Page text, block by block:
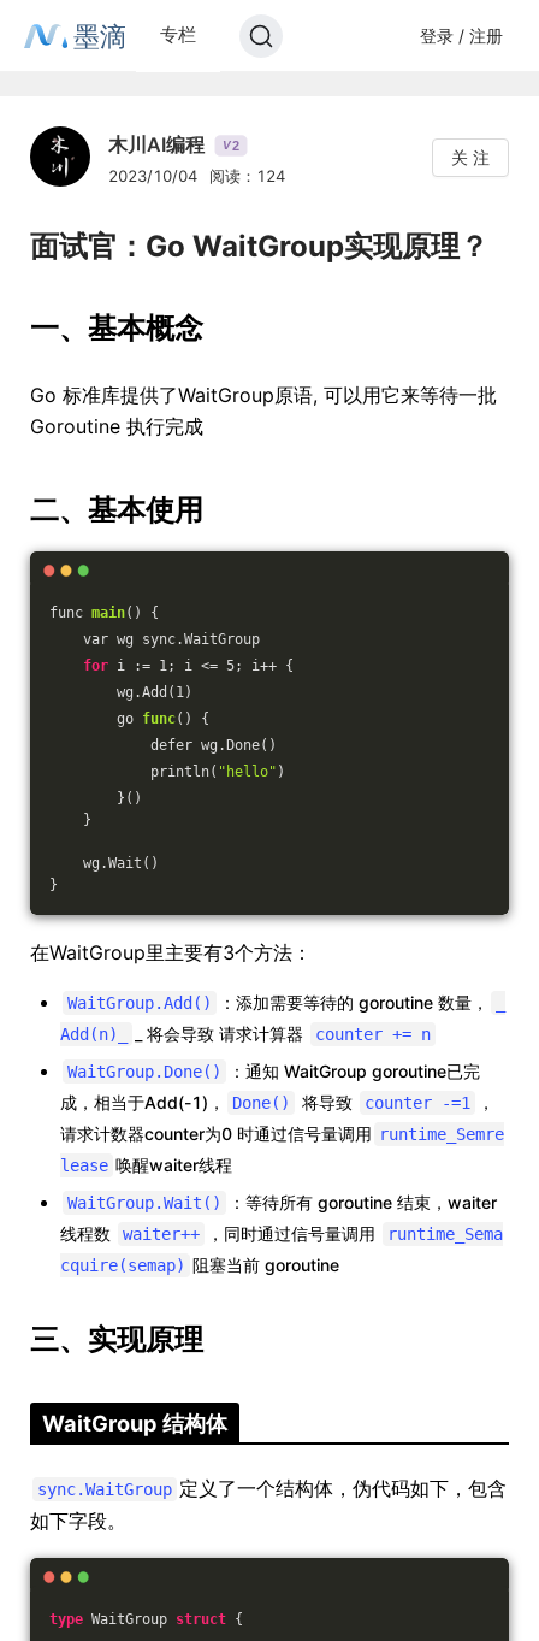
墨滴 专栏 登录 / 注册
木川AI编程 V2
2023/10/04 阅读：124
关 注
面试官：Go WaitGroup实现原理？
一、基本概念
Go 标准库提供了WaitGroup原语, 可以用它来等待一批
Goroutine 执行完成
二、基本使用
func main() {
var wg sync.WaitGroup
for i := 1; i <= 5; i++ {
wg.Add(1)
go func() {
defer wg.Done()
println( "hello" )
}()
}
wg.Wait()
}
在WaitGroup里主要有3个方法：
WaitGroup.Add() ：添加需要等待的 goroutine 数量，
Add(n)_
_ 将会导致 请求计算器
counter += n
WaitGroup.Done()
：通知 WaitGroup goroutine已完
成，相当于Add(-1)，
Done() 将导致 counter -=1
，
请求计数器counter为0 时通过信号量调用 runtime_Semre
lease 唤醒waiter线程
WaitGroup.Wait()
：等待所有 goroutine 结束，waiter
线程数
waiter++ ，同时通过信号量调用
runtime_Sema
cquire(semap) 阻塞当前 goroutine
三、实现原理
WaitGroup 结构体
sync.WaitGroup 定义了一个结构体，伪代码如下，包含
如下字段。
type WaitGroup struct {